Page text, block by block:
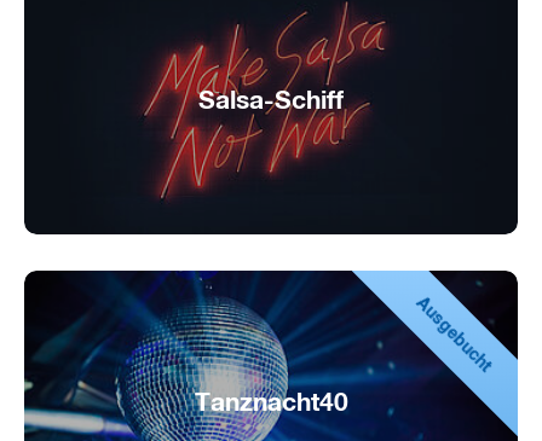
Salsa-Schiff
Noche Caliente auf dem Wasser!
Ausgebucht
Tanznacht40